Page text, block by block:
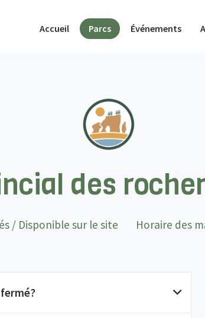
Accueil Parcs (actif)
Événements
des
/ Disponible sur le site Horaire des